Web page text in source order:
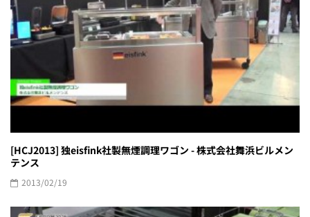
[HCJ2013] 独eisfink社製無煙調理ワゴン - 株式会社舞浜ビルメン
テンス
2013/02/19